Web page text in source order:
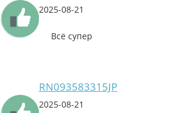
2025-08-21
Всё супер
RN093583315JP
2025-08-21